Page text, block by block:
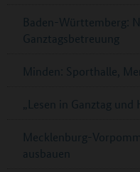
Baden-Württemberg:
Ganztagsbetreuung
Minden: Sporthalle,
„Lesen in Ganztag
Mecklenburg-
ausbauen